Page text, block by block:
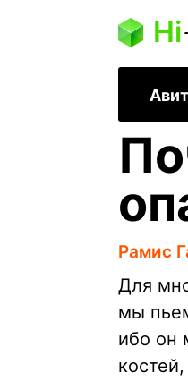
Hi
Рамис
Для
мы
ибо он